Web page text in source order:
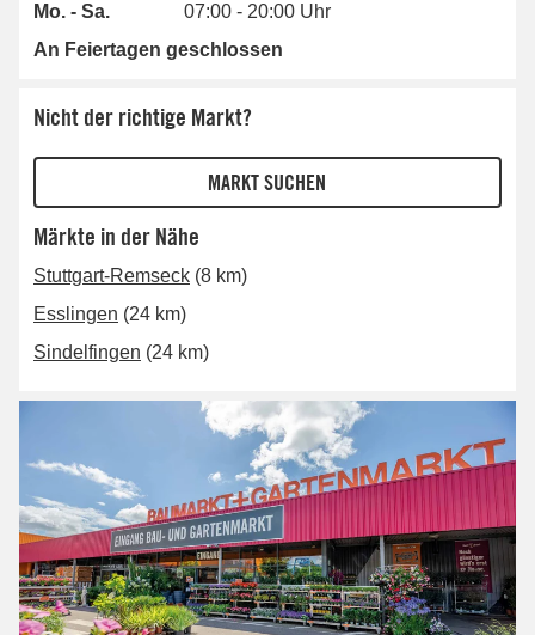
Mo. - Sa.
07:00 - 20:00 Uhr
An Feiertagen geschlossen
Nicht der richtige Markt?
Märkte in der Nähe
Stuttgart-Remseck (8 km)
Esslingen (24 km)
Sindelfingen (24 km)